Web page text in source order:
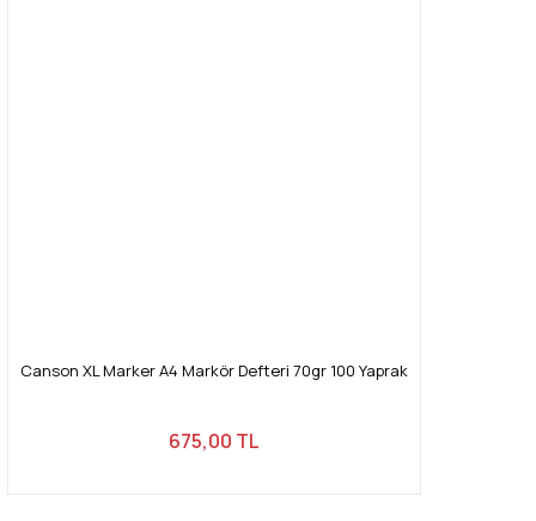
Canson XL Marker A4 Markör Defteri 70gr 100 Yaprak
675,00 TL